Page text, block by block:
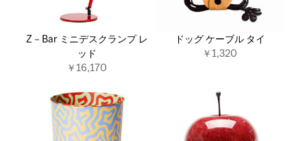
Z－Bar ミニデスクランプ レ
ッド
￥16,170
ドッグ ケーブル タイ
￥1,320